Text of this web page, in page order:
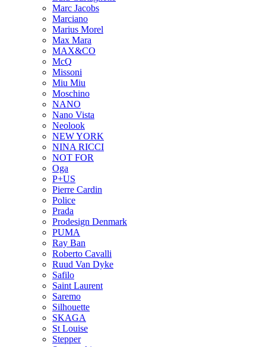
Marc Jacobs
Marciano
Marius Morel
Max Mara
MAX&CO
McQ
Missoni
Miu Miu
Moschino
NANO
Nano Vista
Neolook
NEW YORK
NINA RICCI
NOT FOR
Oga
P+US
Pierre Cardin
Police
Prada
Prodesign Denmark
PUMA
Ray Ban
Roberto Cavalli
Ruud Van Dyke
Safilo
Saint Laurent
Saremo
Silhouette
SKAGA
St Louise
Stepper